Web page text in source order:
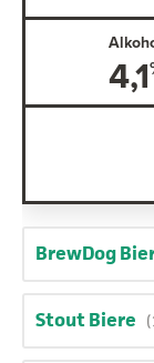
4,1
BrewDog
Stout Biere